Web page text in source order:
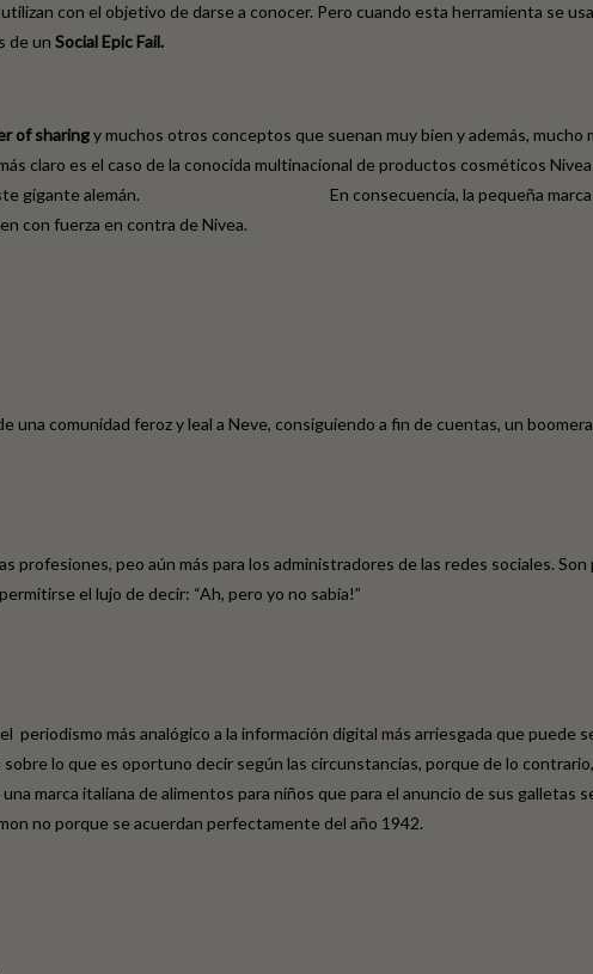
con el objetivo de darse a conocer. Pero cuando esta herramienta se
de un Social Epic Fail.
of sharingy muchos otros conceptos que suenan muy bien y además,
multinacional de productos cosméticos Nivea frente a
este gigante alemán. En consecuencia, la pequeña marca
con fuerza en contra de Nivea.
una comunidad feroz y leal a Neve, consiguiendo a fin de cuentas, un
profesiones, peo aún más para los administradores de las redes sociales.
el lujo de decir: “Ah, pero yo no sabía!”
periodismo más analógico a la información digital más arriesgada que
sobre lo que es oportuno decir según las circunstancias, porque de lo
alimentos para niños que para el anuncio de sus galletas se ha
no porque se acuerdan perfectamente del año 1942.